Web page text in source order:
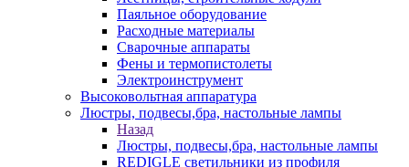
Паяльное оборудование
Расходные материалы
Сварочные аппараты
Фены и термопистолеты
Электроинструмент
Высоковольтная аппаратура
Люстры, подвесы,бра, настольные лампы
Назад
Люстры, подвесы,бра, настольные лампы
REDIGLE светильники из профиля